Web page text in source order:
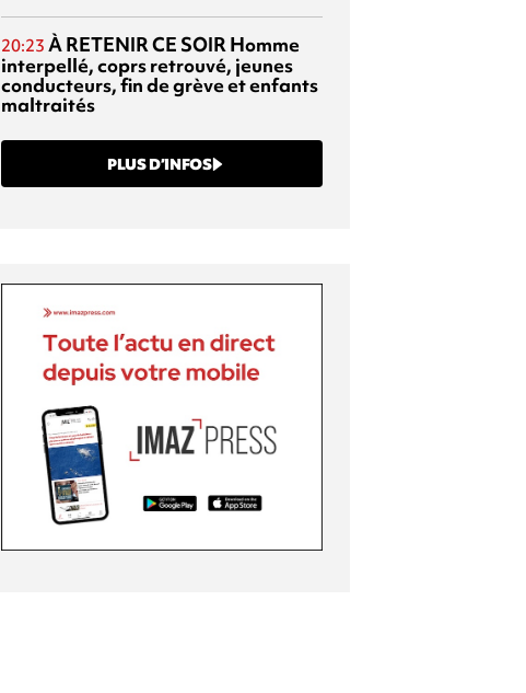
20:23 À RETENIR CE SOIR Homme
interpellé, coprs retrouvé, jeunes
conducteurs, fin de grève et enfants
maltraités
PLUS D’INFOS